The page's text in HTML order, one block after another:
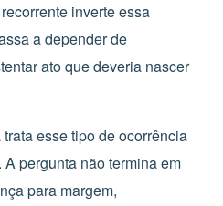
inverte essa
a depender de
ato que deveria nascer
esse tipo de ocorrência
pergunta não termina em
para margem,